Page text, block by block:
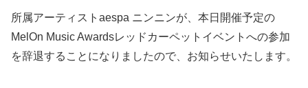
所属アーティストaespa ニンニンが、本日開催予定の
MelOn Music Awardsレッドカーペットイベントへの参加
を辞退することになりましたので、お知らせいたします。